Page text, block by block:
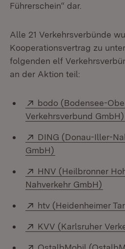
Führerschein“ dar.
Alle 21 Verkehrsverbünde
Kooperationsvertrag zu
folgenden elf
an der Aktion teil:
Extern:
bodo (Bodensee-
Verkehrsverbund GmbH)
Extern:
DING (Donau-Iller-
GmbH)
Extern:
HNV (Heilbronner
Nahverkehr GmbH)
Extern:
htv (Heidenheimer
Extern:
KVV (Karlsruher
Extern: